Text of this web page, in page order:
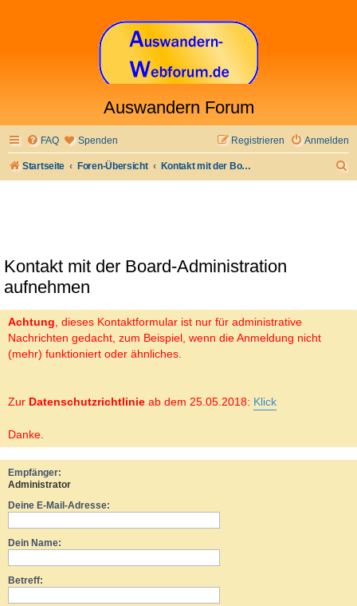
Auswandern Forum
FAQ Spenden Anmelden
Registrieren
Startseite Foren-Übersicht Kontakt mit der Board-Administration aufnehmen
Kontakt mit der Board-Administration
aufnehmen
Achtung , dieses Kontaktformular ist nur für administrative
Nachrichten gedacht, zum Beispiel, wenn die Anmeldung nicht
(mehr) funktioniert oder ähnliches.
Zur Datenschutzrichtlinie ab dem 25.05.2018: Klick
Danke.
Empfänger:
Administrator
Deine E-Mail-Adresse:
Dein Name:
Betreff: